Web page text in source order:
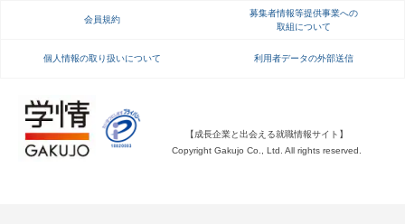
不明点があればこちら
会員規約
募集者情報等提供事業への
取組について
個人情報の取り扱いについて 利用者データの外部送信
【成長企業と出会える就職情報サイト】
Copyright Gakujo Co., Ltd. All rights reserved.